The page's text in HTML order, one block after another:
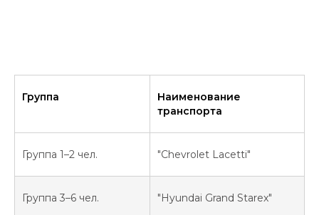
Группа
Наименование
транспорта
Группа 1–2 чел. "Chevrolet Lacetti"
Группа 3–6 чел. "Hyundai Grand Starex"